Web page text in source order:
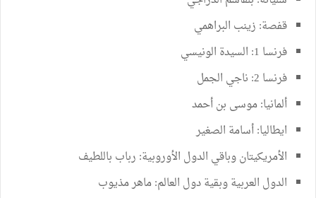
قفصة: زينب البراهمي
فرنسا 1: السيدة الونيسي
فرنسا 2: ناجي الجمل
ألمانيا: موسى بن أحمد
ايطاليا: أسامة الصغير
الأمريكيتان وباقي الدول الأوروبية: رباب باللطيف
الدول العربية وبقية دول العالم: ماهر مذيوب